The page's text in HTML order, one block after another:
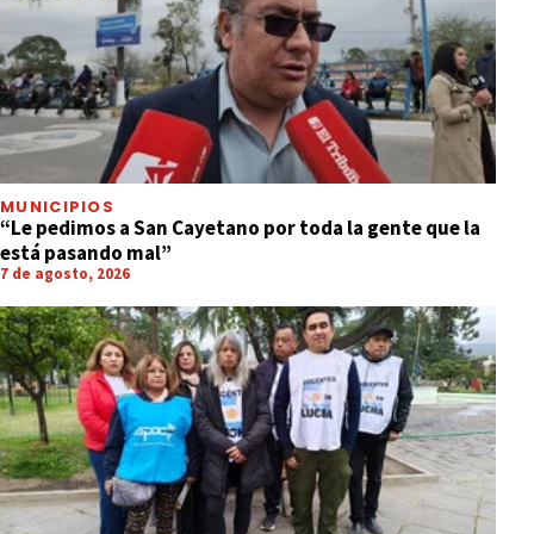
MUNICIPIOS
“Le pedimos a San Cayetano por toda la gente que la
está pasando mal”
7 de agosto, 2026